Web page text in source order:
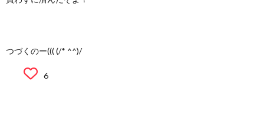
つづくのー((( (/* ^^)/
6